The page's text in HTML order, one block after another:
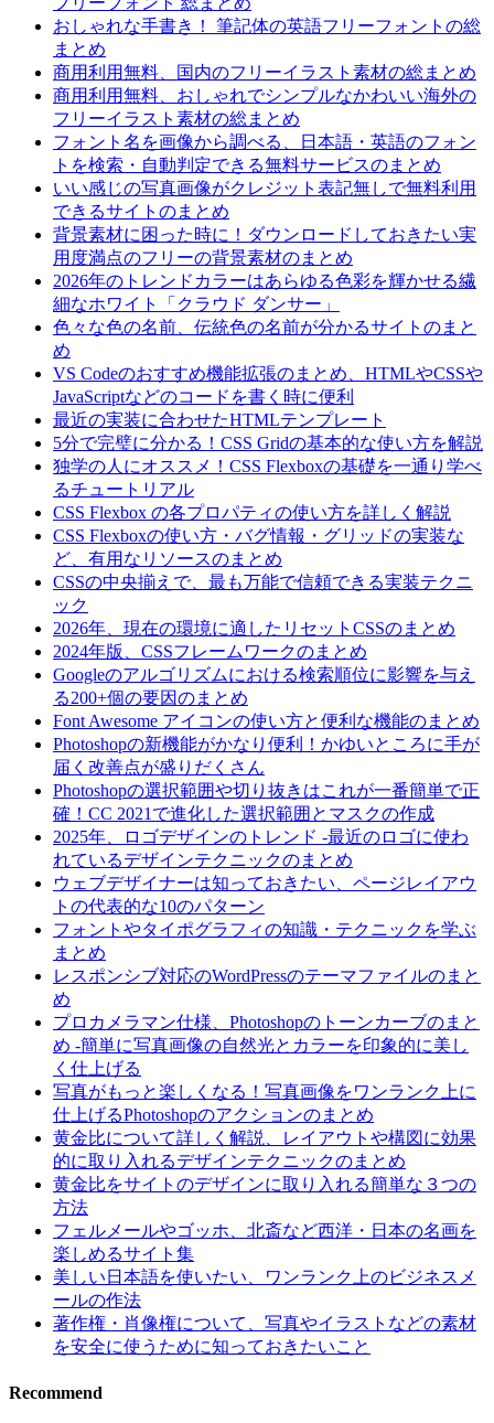
おしゃれな手書き！ 筆記体の英語フリーフォントの総
まとめ
商用利用無料、国内のフリーイラスト素材の総まとめ
商用利用無料、おしゃれでシンプルなかわいい海外の
フリーイラスト素材の総まとめ
フォント名を画像から調べる、日本語・英語のフォン
トを検索・自動判定できる無料サービスのまとめ
いい感じの写真画像がクレジット表記無しで無料利用
できるサイトのまとめ
背景素材に困った時に！ダウンロードしておきたい実
用度満点のフリーの背景素材のまとめ
2026年のトレンドカラーはあらゆる色彩を輝かせる繊
細なホワイト「クラウド ダンサー」
色々な色の名前、伝統色の名前が分かるサイトのまと
め
VS Codeのおすすめ機能拡張のまとめ、HTMLやCSSや
JavaScriptなどのコードを書く時に便利
最近の実装に合わせたHTMLテンプレート
5分で完璧に分かる！CSS Gridの基本的な使い方を解説
独学の人にオススメ！CSS Flexboxの基礎を一通り学べ
るチュートリアル
CSS Flexbox の各プロパティの使い方を詳しく解説
CSS Flexboxの使い方・バグ情報・グリッドの実装な
ど、有用なリソースのまとめ
CSSの中央揃えで、最も万能で信頼できる実装テクニ
ック
2026年、現在の環境に適したリセットCSSのまとめ
2024年版、CSSフレームワークのまとめ
Googleのアルゴリズムにおける検索順位に影響を与え
る200+個の要因のまとめ
Font Awesome アイコンの使い方と便利な機能のまとめ
Photoshopの新機能がかなり便利！かゆいところに手が
届く改善点が盛りだくさん
Photoshopの選択範囲や切り抜きはこれが一番簡単で正
確！CC 2021で進化した選択範囲とマスクの作成
2025年、ロゴデザインのトレンド -最近のロゴに使わ
れているデザインテクニックのまとめ
ウェブデザイナーは知っておきたい、ページレイアウ
トの代表的な10のパターン
フォントやタイポグラフィの知識・テクニックを学ぶ
まとめ
レスポンシブ対応のWordPressのテーマファイルのまと
め
プロカメラマン仕様、Photoshopのトーンカーブのまと
め -簡単に写真画像の自然光とカラーを印象的に美し
く仕上げる
写真がもっと楽しくなる！写真画像をワンランク上に
仕上げるPhotoshopのアクションのまとめ
黄金比について詳しく解説、レイアウトや構図に効果
的に取り入れるデザインテクニックのまとめ
黄金比をサイトのデザインに取り入れる簡単な３つの
方法
フェルメールやゴッホ、北斎など西洋・日本の名画を
楽しめるサイト集
美しい日本語を使いたい、ワンランク上のビジネスメ
ールの作法
著作権・肖像権について、写真やイラストなどの素材
を安全に使うために知っておきたいこと
Recommend